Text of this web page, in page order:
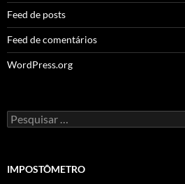
Feed de posts
Feed de comentários
WordPress.org
Pesquisar
por:
IMPOSTÔMETRO